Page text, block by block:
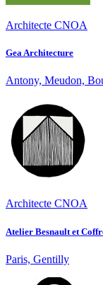
Architecte CNOA
Gea Architecture
Antony, Meudon,
Architecte CNOA
Atelier Besnault et
Paris, Gentilly